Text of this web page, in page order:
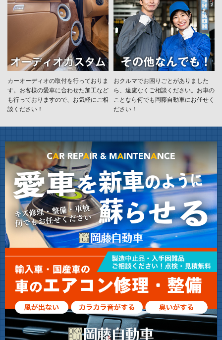
カーオーディオの取付を行っておりま
す。お客様の愛車に合わせた加工など
も行っておりますので、お気軽にご相
談ください！
おクルマでお困りごとがありました
ら、遠慮なくご相談ください。お車の
ことなら何でも岡藤自動車にお任せく
ださい！